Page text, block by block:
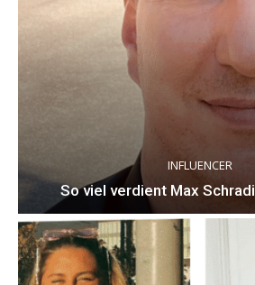
INFLUENCER
So viel verdient Max